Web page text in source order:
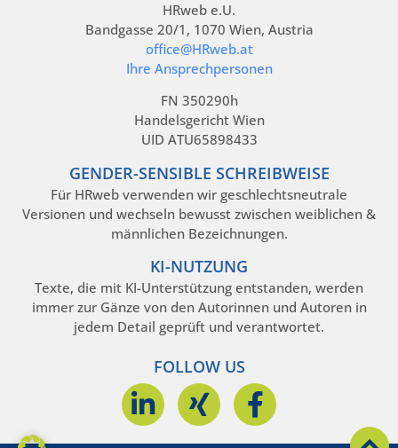
HRweb e.U.
Bandgasse 20/1, 1070 Wien, Austria
office@HRweb.at
Ihre Ansprechpersonen
FN 350290h
Handelsgericht Wien
UID ATU65898433
GENDER-SENSIBLE SCHREIBWEISE
Für HRweb verwenden wir geschlechtsneutrale
Versionen und wechseln bewusst zwischen weiblichen &
männlichen Bezeichnungen.
KI-NUTZUNG
Texte, die mit KI-Unterstützung entstanden, werden
immer zur Gänze von den Autorinnen und Autoren in
jedem Detail geprüft und verantwortet.
FOLLOW US